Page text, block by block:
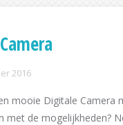
2016
mooie Digitale Camera
met de mogelijkheden?